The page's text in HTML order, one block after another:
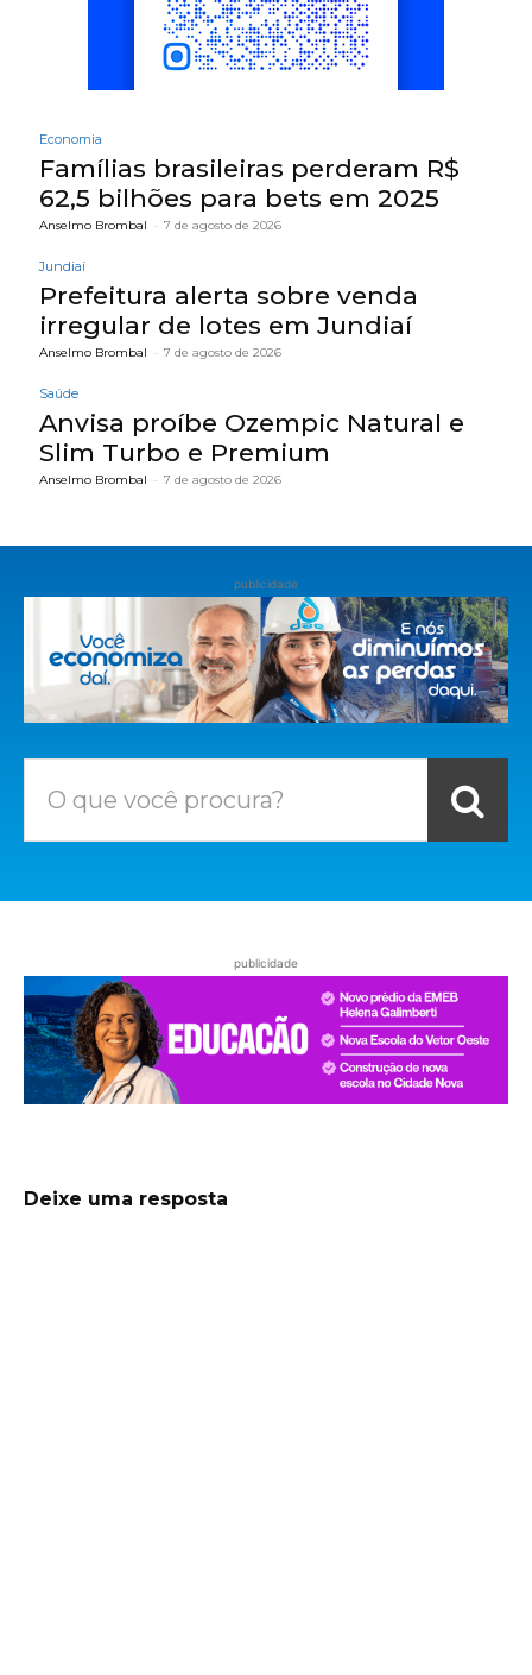
Economia
Famílias brasileiras perderam R$
62,5 bilhões para bets em 2025
Anselmo Brombal - 7 de agosto de 2026
Jundiaí
Prefeitura alerta sobre venda
irregular de lotes em Jundiaí
Anselmo Brombal - 7 de agosto de 2026
Saúde
Anvisa proíbe Ozempic Natural e
Slim Turbo e Premium
Anselmo Brombal - 7 de agosto de 2026
publicidade
O que você procura?
publicidade
Deixe uma resposta